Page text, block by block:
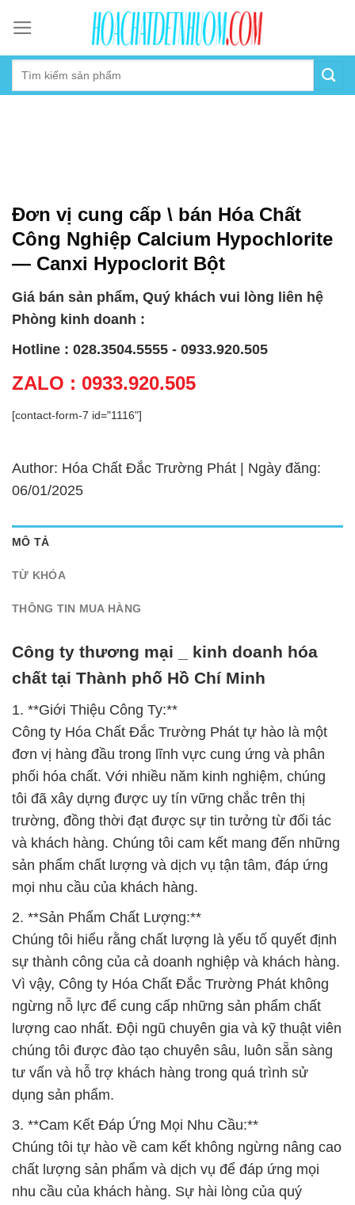
content
Đơn vị cung cấp \ bán Hóa Chất
Công Nghiệp Calcium Hypochlorite
— Canxi Hypoclorit Bột
Giá bán sản phẩm, Quý khách vui lòng liên hệ
Phòng kinh doanh :
Hotline : 028.3504.5555 - 0933.920.505
ZALO : 0933.920.505
[contact-form-7 id="1116"]
Author: Hóa Chất Đắc Trường Phát | Ngày đăng:
06/01/2025
MÔ TẢ
TỪ KHÓA
THÔNG TIN MUA HÀNG
Công ty thương mại _ kinh doanh hóa
chất tại Thành phố Hồ Chí Minh
1. **Giới Thiệu Công Ty:**
Công ty Hóa Chất Đắc Trường Phát tự hào là một
đơn vị hàng đầu trong lĩnh vực cung ứng và phân
phối hóa chất. Với nhiều năm kinh nghiệm, chúng
tôi đã xây dựng được uy tín vững chắc trên thị
trường, đồng thời đạt được sự tin tưởng từ đối tác
và khách hàng. Chúng tôi cam kết mang đến những
sản phẩm chất lượng và dịch vụ tận tâm, đáp ứng
mọi nhu cầu của khách hàng.
2. **Sản Phẩm Chất Lượng:**
Chúng tôi hiểu rằng chất lượng là yếu tố quyết định
sự thành công của cả doanh nghiệp và khách hàng.
Vì vậy, Công ty Hóa Chất Đắc Trường Phát không
ngừng nỗ lực để cung cấp những sản phẩm chất
lượng cao nhất. Đội ngũ chuyên gia và kỹ thuật viên
chúng tôi được đào tạo chuyên sâu, luôn sẵn sàng
tư vấn và hỗ trợ khách hàng trong quá trình sử
dụng sản phẩm.
3. **Cam Kết Đáp Ứng Mọi Nhu Cầu:**
Chúng tôi tự hào về cam kết không ngừng nâng cao
chất lượng sản phẩm và dịch vụ để đáp ứng mọi
nhu cầu của khách hàng. Sự hài lòng của quý